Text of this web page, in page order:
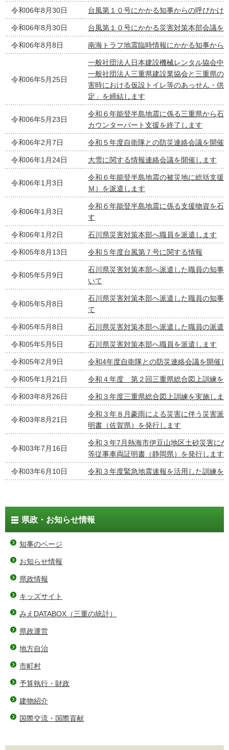
令和06年8月30日 台風第１０号にかかる知事からの呼びかけ
令和06年8月30日 台風第１０号にかかる災害対策本部会議を
令和06年8月8日 南海トラフ地震臨時情報にかかる知事から
令和06年5月25日
一般社団法人日本建設機械レンタル協会中
一般社団法人三重県建設業協会と三重県の
害時における仮設トイレ等のあっせん・供
定」を締結します
令和06年5月23日
令和６年能登半島地震に係る三重県から石
カウンターパート支援を終了します
令和06年2月7日 令和５年度自衛隊との防災連絡会議を開催
令和06年1月24日 大雪に関する情報連絡会議を開催します
令和06年1月3日
令和６年能登半島地震の被災地に総括支援
Ｍ）を派遣します
令和06年1月3日
令和６年能登半島地震に係る支援物資を石
す
令和06年1月2日 石川県災害対策本部へ職員を派遣します
令和05年8月13日 令和５年度台風第７号に関する情報
令和05年5月9日
石川県災害対策本部へ派遣した職員の知事
いて
令和05年5月8日
石川県災害対策本部へ派遣した職員の知事
て
令和05年5月8日 石川県災害対策本部へ派遣した職員の派遣
令和05年5月5日 石川県災害対策本部へ職員を派遣します
令和05年2月9日 令和4年度自衛隊との防災連絡会議を開催
令和05年1月21日 令和４年度 第２回三重県総合図上訓練を
令和03年8月26日 令和３年度三重県総合図上訓練を実施しま
令和03年8月21日
令和３年８月豪雨による災害に伴う災害派
明書（佐賀県）を発行します
令和03年7月16日
令和３年7月熱海市伊豆山地区土砂災害に
等従事車両証明書（静岡県）を発行します
令和03年6月10日 令和３年度緊急地震速報を活用した訓練を
県政・お知らせ情報
知事のページ
お知らせ情報
県政情報
キッズサイト
みえDATABOX（三重の統計）
県政運営
地方自治
市町村
予算執行・財政
建物紹介
国際交流・国際貢献